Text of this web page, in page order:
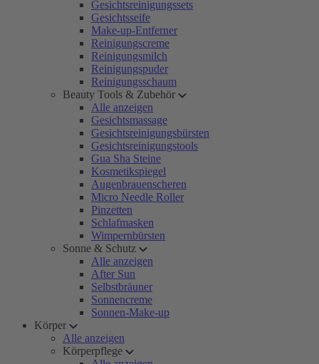
Gesichtsreinigungssets
Gesichtsseife
Make-up-Entferner
Reinigungscreme
Reinigungsmilch
Reinigungspuder
Reinigungsschaum
Beauty Tools & Zubehör
Alle anzeigen
Gesichtsmassage
Gesichtsreinigungsbürsten
Gesichtsreinigungstools
Gua Sha Steine
Kosmetikspiegel
Augenbrauenscheren
Micro Needle Roller
Pinzetten
Schlafmasken
Wimpernbürsten
Sonne & Schutz
Alle anzeigen
After Sun
Selbstbräuner
Sonnencreme
Sonnen-Make-up
Körper
Alle anzeigen
Körperpflege